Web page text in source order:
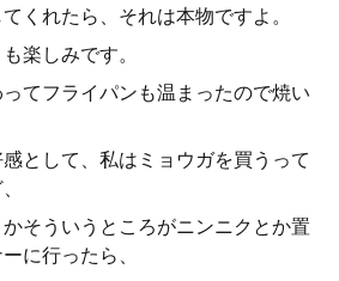
くれたら、それは本物ですよ。
楽しみです。
てフライパンも温まったので焼い
として、私はミョウガを買うって
そういうところがニンニクとか置
に行ったら、